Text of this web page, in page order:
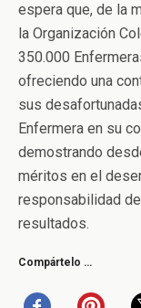
espera que, de la
la Organización
350.000
ofreciendo una
sus
Enfermera en su
demostrando
méritos en el
responsabilidad
resultados.
Compártelo …